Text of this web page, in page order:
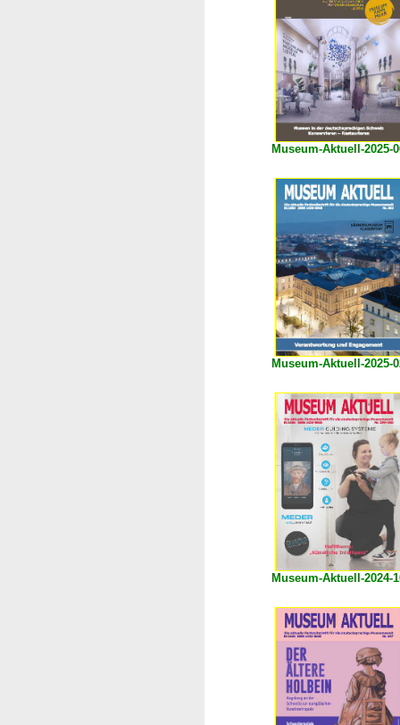
Museum-Aktuell-2025-
Museum-Aktuell-2025-
Museum-Aktuell-2024-